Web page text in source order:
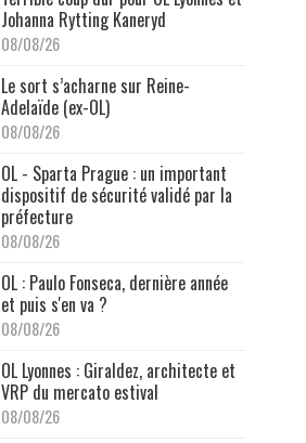
Johanna Rytting Kaneryd
08/08/26
Le sort s’acharne sur Reine-
Adelaïde (ex-OL)
08/08/26
OL - Sparta Prague : un important
dispositif de sécurité validé par la
préfecture
08/08/26
OL : Paulo Fonseca, dernière année
et puis s'en va ?
08/08/26
OL Lyonnes : Giraldez, architecte et
VRP du mercato estival
08/08/26